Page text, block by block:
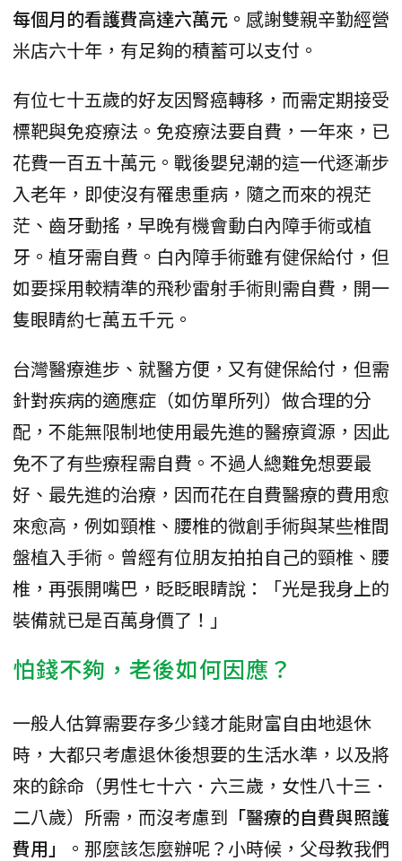
每個月的看護費高達六萬元。 感謝雙親辛勤經營
米店六十年，有足夠的積蓄可以支付。
有位七十五歲的好友因腎癌轉移，而需定期接受
標靶與免疫療法。免疫療法要自費，一年來，已
花費一百五十萬元。戰後嬰兒潮的這一代逐漸步
入老年，即使沒有罹患重病，隨之而來的視茫
茫、齒牙動搖，早晚有機會動白內障手術或植
牙。植牙需自費。白內障手術雖有健保給付，但
如要採用較精準的飛秒雷射手術則需自費，開一
隻眼睛約七萬五千元。
台灣醫療進步、就醫方便，又有健保給付，但需
針對疾病的適應症（如仿單所列）做合理的分
配，不能無限制地使用最先進的醫療資源，因此
免不了有些療程需自費。不過人總難免想要最
好、最先進的治療，因而花在自費醫療的費用愈
來愈高，例如頸椎、腰椎的微創手術與某些椎間
盤植入手術。曾經有位朋友拍拍自己的頸椎、腰
椎，再張開嘴巴，眨眨眼睛說：「光是我身上的
裝備就已是百萬身價了！」
怕錢不夠，老後如何因應？
一般人估算需要存多少錢才能財富自由地退休
時，大都只考慮退休後想要的生活水準，以及將
來的餘命（男性七十六．六三歲，女性八十三．
二八歲）所需，而沒考慮到 「醫療的自費與照護
費用」
。那麼該怎麼辦呢？小時候，父母教我們